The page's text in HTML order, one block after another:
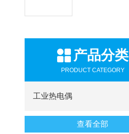
产品分类
PRODUCT CATEGORY
工业热电偶
查看全部